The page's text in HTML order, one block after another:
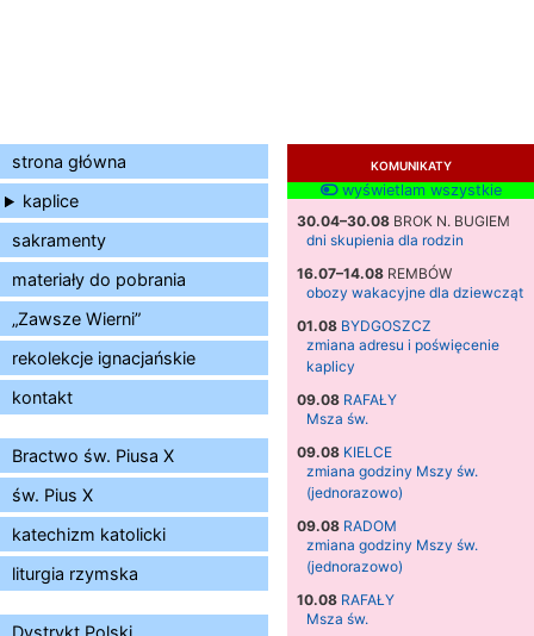
strona główna
kaplice
sakramenty
materiały do pobrania
„Zawsze Wierni”
rekolekcje ignacjańskie
kontakt
Bractwo św. Piusa X
św. Pius X
katechizm katolicki
liturgia rzymska
KOMUNIKATY
wyświetlam wszystkie
30.04–30.08 BROK N. BUGIEM
dni skupienia dla rodzin
16.07–14.08 REMBÓW
obozy wakacyjne dla dziewcząt
01.08 BYDGOSZCZ
zmiana adresu i poświęcenie
kaplicy
09.08 RAFAŁY
Msza św.
09.08 KIELCE
zmiana godziny Mszy św.
(jednorazowo)
09.08 RADOM
zmiana godziny Mszy św.
(jednorazowo)
10.08 RAFAŁY
Msza św.